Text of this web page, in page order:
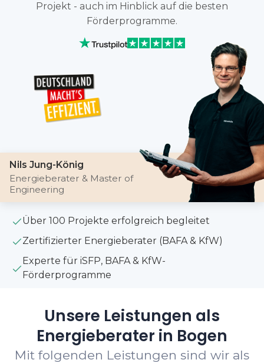
Projekt - auch im Hinblick auf die besten
Förderprogramme.
Nils Jung-König
Energieberater & Master of
Engineering
Über 100 Projekte erfolgreich begleitet
Zertifizierter Energieberater (BAFA & KfW)
Experte für iSFP, BAFA & KfW-
Förderprogramme
Unsere Leistungen als
Energieberater in Bogen
Mit folgenden Leistungen sind wir als